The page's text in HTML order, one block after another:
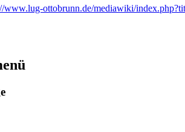
www.lug-ottobrunn.de/mediawiki/